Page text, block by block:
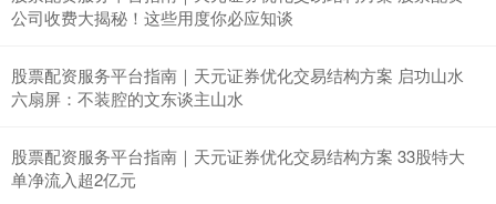
基金指数 7242.10 +12.30 +0.17%
公司收费大揭秘！这些用度你必应知谈
股票配资服务平台指南｜天元证券优化交易结构方案 启功山水
六扇屏：不装腔的文东谈主山水
股票配资服务平台指南｜天元证券优化交易结构方案 33股特大
单净流入超2亿元